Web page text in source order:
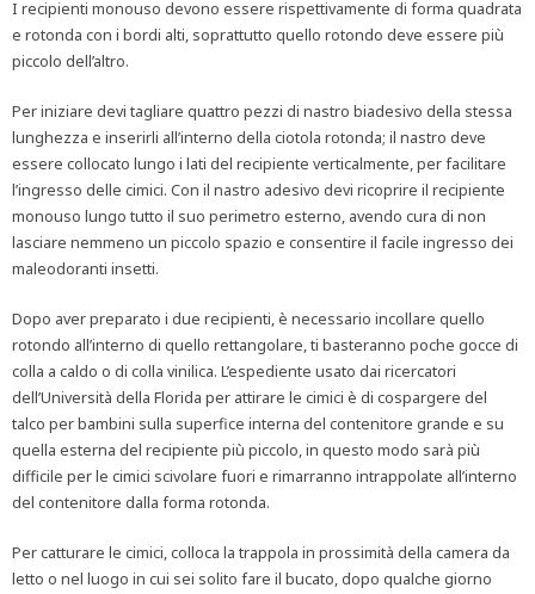
I recipienti monouso devono essere rispettivamente di forma quadrata
e rotonda con i bordi alti, soprattutto quello rotondo deve essere più
piccolo dell’altro.
Per iniziare devi tagliare quattro pezzi di nastro biadesivo della stessa
lunghezza e inserirli all’interno della ciotola rotonda; il nastro deve
essere collocato lungo i lati del recipiente verticalmente, per facilitare
l’ingresso delle cimici. Con il nastro adesivo devi ricoprire il recipiente
monouso lungo tutto il suo perimetro esterno, avendo cura di non
lasciare nemmeno un piccolo spazio e consentire il facile ingresso dei
maleodoranti insetti.
Dopo aver preparato i due recipienti, è necessario incollare quello
rotondo all’interno di quello rettangolare, ti basteranno poche gocce di
colla a caldo o di colla vinilica. L’espediente usato dai ricercatori
dell’Università della Florida per attirare le cimici è di cospargere del
talco per bambini sulla superfice interna del contenitore grande e su
quella esterna del recipiente più piccolo, in questo modo sarà più
difficile per le cimici scivolare fuori e rimarranno intrappolate all’interno
del contenitore dalla forma rotonda.
Per catturare le cimici, colloca la trappola in prossimità della camera da
letto o nel luogo in cui sei solito fare il bucato, dopo qualche giorno